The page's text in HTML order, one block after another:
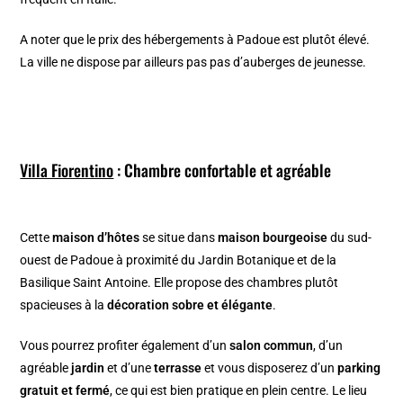
A noter que le prix des hébergements à Padoue est plutôt élevé.
La ville ne dispose par ailleurs pas pas d’auberges de jeunesse.
Villa Fiorentino: Chambre confortable et agréable
Cettemaison d’hôtesse situe dansmaison bourgeoisedu sud-
ouest de Padoue à proximité du Jardin Botanique et de la
Basilique Saint Antoine. Elle propose des chambres plutôt
spacieuses à ladécoration sobre et élégante.
Vous pourrez profiter également d’unsalon commun, d’un
agréablejardin et d’uneterrasseet vous disposerez d’unparking
gratuit et fermé, ce qui est bien pratique en plein centre. Le lieu